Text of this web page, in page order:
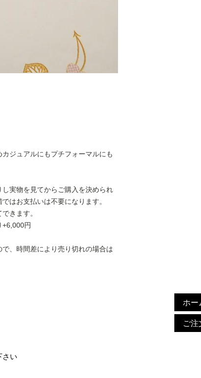
ジュアルにもプチフォーマルにも
実物を見てからご購入を決められ
はお支払いは不要になります。
きます。
+6,000円
、時間差により売り切れの場合は
さい
ホー
ご注